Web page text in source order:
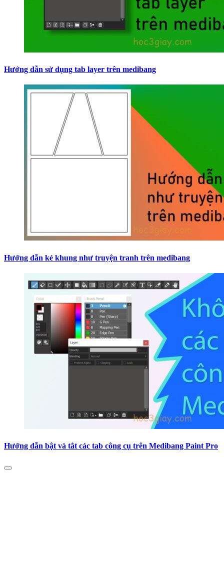
Hướng dẫn sử dụng tab layer trên medibang
Hướng dẫn kẻ khung như truyện tranh trên medibang
Hướng dẫn bật và tắt các tab công cụ trên Medibang Paint Pro